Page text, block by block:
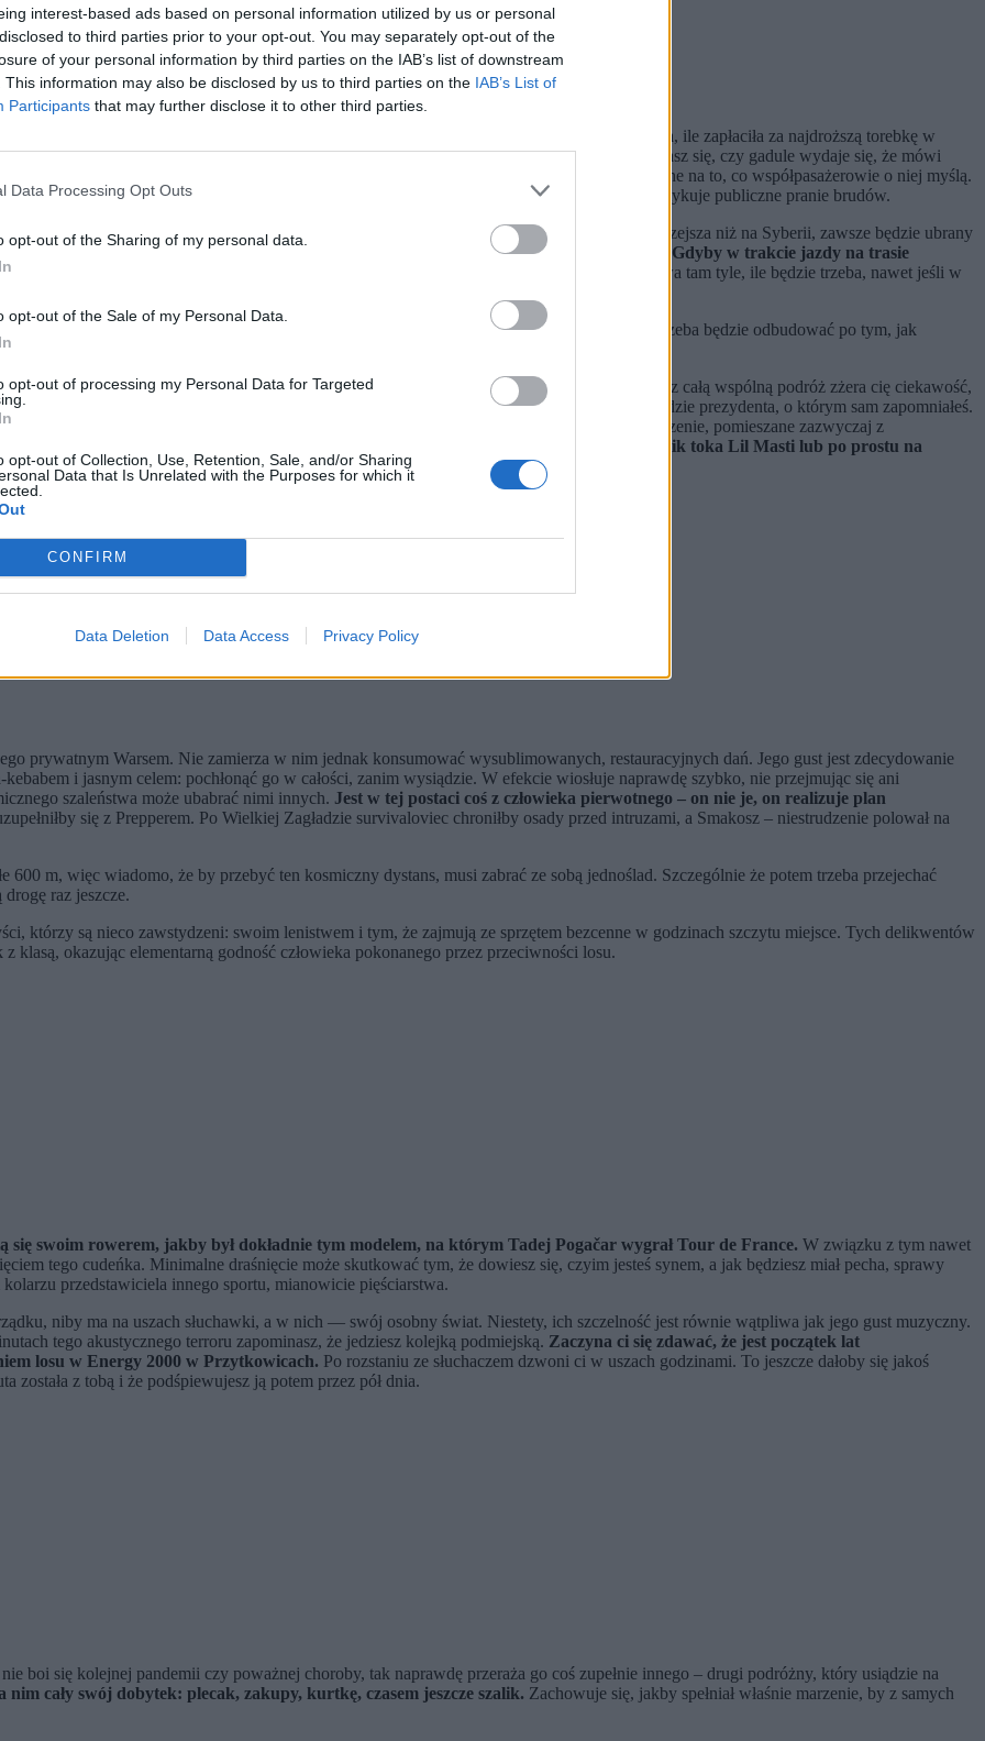
interest-based ads based on personal information utilized by us or personal
to third parties prior to your opt-out. You may separately opt-out of the
of your personal information by third parties on the IAB’s list of downstream
This information may also be disclosed by us to third parties on the IAB’s List of
Participants that may further disclose it to other third parties.
Data Processing Opt Outs
opt-out of the Sharing of my personal data.
opt-out of the Sale of my Personal Data.
opt-out of processing my Personal Data for Targeted
opt-out of Collection, Use, Retention, Sale, and/or Sharing
Data that Is Unrelated with the Purposes for which it
CONFIRM
Data Deletion Data Access Privacy Policy
Dziesięć minut wspólnej podróży i wiesz o niej wszystko. Dlaczego już nie kocha Marka, ile zapłaciła za najdroższą torebkę w
Bogu, że los połączył Was na kwadrans, a nie na trasę Gdańsk-Kraków. Następnie zastanawiasz się, czy gadule wydaje się, że mówi
łatwością, czy po prostu osiągnęła ten niesamowity stan zen, w którym ma kompletnie wywalone na to, co współpasażerowie o niej myślą.
zaczyna ci się kojarzyć z mnichem z klasztoru Shaolin.
Tyle że zamiast medytacji praktykuje publiczne pranie brudów.
kompromisy. Choćby słońce przygrzało jak w Omanie w środku lata, choćby zima była ostrzejsza niż na Syberii, zawsze będzie ubrany
wojskowy plecak i okulary przeciwsłoneczne, przez które nieustanne świdruje rzeczywistość. Gdyby w trakcie jazdy na trasie
Apokalipsy, on jest na nią gotów.
Wyskoczy z pędzącego wagonu, wbiegnie do lasu i przetrwa tam tyle, ile będzie trzeba, nawet jeśli w
pogardę i misję. Pogardę dla tego, jakim jesteś mięczakiem, misję–wobec świata, który trzeba będzie odbudować po tym, jak
skupieniem, że od ekranu nie oderwałaby go nawet wspomniana wyżej Apokalipsa. Przez całą wspólną podróż zżera cię ciekawość,
iż ogląda jakiś frapujący wykład filozofa Leszka Kołakowskiego na temat sensu życia lub orędzie prezydenta, o którym sam zapomniałeś.
w duchu za to, że naruszasz jego intymną relację z komórką. I tu czeka cię bolesne zaskoczenie, pomieszane zazwyczaj z
wyzwania na bliżej nieokreśloną przyszłość i
zerka na story Dzikiego Trenera, tik toka Lil Masti lub po prostu na
prywatnym Warsem. Nie zamierza w nim jednak konsumować wysublimowanych, restauracyjnych dań. Jego gust jest zdecydowanie
i jasnym celem: pochłonąć go w całości, zanim wysiądzie. W efekcie wiosłuje naprawdę szybko, nie przejmując się ani
szaleństwa może ubabrać nimi innych. Jest w tej postaci coś z człowieka pierwotnego – on nie je, on realizuje plan
się z Prepperem. Po Wielkiej Zagładzie survivaloviec chroniłby osady przed intruzami, a Smakosz – niestrudzenie polował na
600 m, więc wiadomo, że by przebyć ten kosmiczny dystans, musi zabrać ze sobą jednoślad. Szczególnie że potem trzeba przejechać
drogę raz jeszcze.
którzy są nieco zawstydzeni: swoim lenistwem i tym, że zajmują ze sprzętem bezcenne w godzinach szczytu miejsce. Tych delikwentów
klasą, okazując elementarną godność człowieka pokonanego przez przeciwności losu.
się swoim rowerem, jakby był dokładnie tym modelem, na którym Tadej Pogačar wygrał Tour de France. W związku z tym nawet
tego cudeńka. Minimalne draśnięcie może skutkować tym, że dowiesz się, czyim jesteś synem, a jak będziesz miał pecha, sprawy
przedstawiciela innego sportu, mianowicie pięściarstwa.
niby ma na uszach słuchawki, a w nich — swój osobny świat. Niestety, ich szczelność jest równie wątpliwa jak jego gust muzyczny.
tego akustycznego terroru zapominasz, że jedziesz kolejką podmiejską. Zaczyna ci się zdawać, że jest początek lat
losu w Energy 2000 w Przytkowicach. Po rozstaniu ze słuchaczem dzwoni ci w uszach godzinami. To jeszcze dałoby się jakoś
została z tobą i że podśpiewujesz ją potem przez pół dnia.
boi się kolejnej pandemii czy poważnej choroby, tak naprawdę przeraża go coś zupełnie innego – drugi podróżny, który usiądzie na
nim cały swój dobytek: plecak, zakupy, kurtkę, czasem jeszcze szalik. Zachowuje się, jakby spełniał właśnie marzenie, by z samych